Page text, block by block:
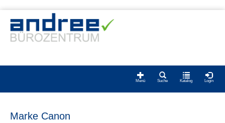
Login
Katalog
Suche
Menü
Marke Canon